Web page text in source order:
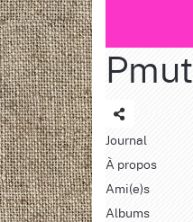
Pmut
Journal
À propos
Ami(e)s
Albums